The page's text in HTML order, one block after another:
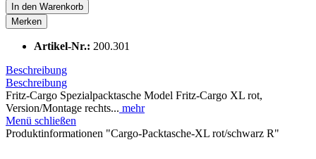
In den Warenkorb
Merken
Artikel-Nr.: 200.301
Beschreibung
Beschreibung
Fritz-Cargo Spezialpacktasche Model Fritz-Cargo XL rot,
Version/Montage rechts... mehr
Menü schließen
Produktinformationen "Cargo-Packtasche-XL rot/schwarz R"